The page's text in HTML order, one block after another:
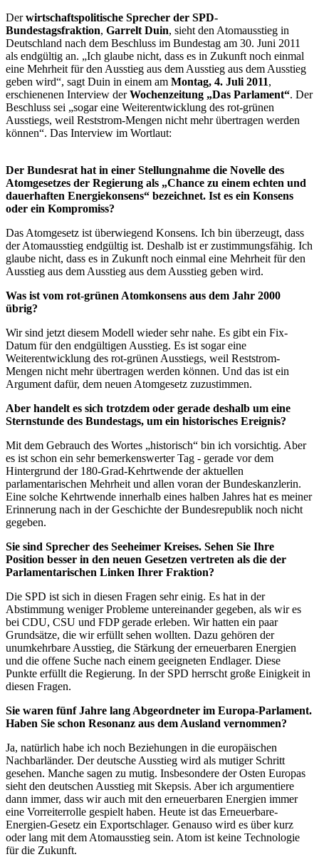
Derwirtschaftspolitische Sprecher der SPD-
Bundestagsfraktion, Garrelt Duin, sieht den Atomausstieg in
Deutschland nach dem Beschluss im Bundestag am 30. Juni 2011
als endgültig an. „Ich glaube nicht, dass es in Zukunft noch einmal
eine Mehrheit für den Ausstieg aus dem Ausstieg aus dem Ausstieg
geben wird“, sagt Duin in einem am Montag, 4. Juli 2011,
erschienenen Interview derWochenzeitung „Das Parlament“. Der
Beschluss sei „sogar eine Weiterentwicklung des rot-grünen
Ausstiegs, weil Reststrom-Mengen nicht mehr übertragen werden
können“. Das Interview im Wortlaut:
Der Bundesrat hat in einer Stellungnahme die Novelle des
Atomgesetzes der Regierung als „Chance zu einem echten und
dauerhaften Energiekonsens“ bezeichnet. Ist es ein Konsens
oder ein Kompromiss?
Das Atomgesetz ist überwiegend Konsens. Ich bin überzeugt, dass
der Atomausstieg endgültig ist. Deshalb ist er zustimmungsfähig. Ich
glaube nicht, dass es in Zukunft noch einmal eine Mehrheit für den
Ausstieg aus dem Ausstieg aus dem Ausstieg geben wird.
Was ist vom rot-grünen Atomkonsens aus dem Jahr 2000
übrig?
Wir sind jetzt diesem Modell wieder sehr nahe. Es gibt ein Fix-
Datum für den endgültigen Ausstieg. Es ist sogar eine
Weiterentwicklung des rot-grünen Ausstiegs, weil Reststrom-
Mengen nicht mehr übertragen werden können. Und das ist ein
Argument dafür, dem neuen Atomgesetz zuzustimmen.
Aber handelt es sich trotzdem oder gerade deshalb um eine
Sternstunde des Bundestags, um ein historisches Ereignis?
Mit dem Gebrauch des Wortes „historisch“ bin ich vorsichtig. Aber
es ist schon ein sehr bemerkenswerter Tag - gerade vor dem
Hintergrund der 180-Grad-Kehrtwende der aktuellen
parlamentarischen Mehrheit und allen voran der Bundeskanzlerin.
Eine solche Kehrtwende innerhalb eines halben Jahres hat es meiner
Erinnerung nach in der Geschichte der Bundesrepublik noch nicht
gegeben.
Sie sind Sprecher des Seeheimer Kreises. Sehen Sie Ihre
Position besser in den neuen Gesetzen vertreten als die der
Parlamentarischen Linken Ihrer Fraktion?
Die SPD ist sich in diesen Fragen sehr einig. Es hat in der
Abstimmung weniger Probleme untereinander gegeben, als wir es
bei CDU, CSU und FDP gerade erleben. Wir hatten ein paar
Grundsätze, die wir erfüllt sehen wollten. Dazu gehören der
unumkehrbare Ausstieg, die Stärkung der erneuerbaren Energien
und die offene Suche nach einem geeigneten Endlager. Diese
Punkte erfüllt die Regierung. In der SPD herrscht große Einigkeit in
diesen Fragen.
Sie waren fünf Jahre lang Abgeordneter im Europa-Parlament.
Haben Sie schon Resonanz aus dem Ausland vernommen?
Ja, natürlich habe ich noch Beziehungen in die europäischen
Nachbarländer. Der deutsche Ausstieg wird als mutiger Schritt
gesehen. Manche sagen zu mutig. Insbesondere der Osten Europas
sieht den deutschen Ausstieg mit Skepsis. Aber ich argumentiere
dann immer, dass wir auch mit den erneuerbaren Energien immer
eine Vorreiterrolle gespielt haben. Heute ist das Erneuerbare-
Energien-Gesetz ein Exportschlager. Genauso wird es über kurz
oder lang mit dem Atomausstieg sein. Atom ist keine Technologie
für die Zukunft.